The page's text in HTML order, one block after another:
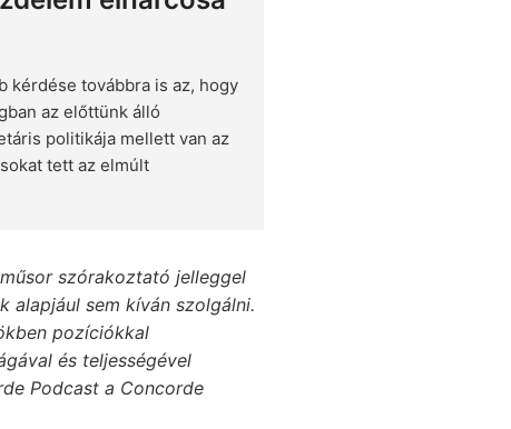
kérdése továbbra is az, hogy
az előttünk álló
politikája mellett van az
tett az elmúlt
szórakoztató jelleggel
alapjául sem kíván szolgálni.
pozíciókkal
és teljességével
Podcast a Concorde